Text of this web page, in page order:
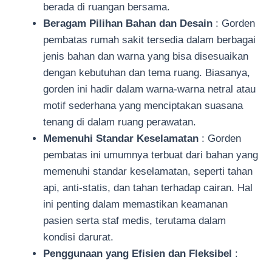
berada di ruangan bersama.
Beragam Pilihan Bahan dan Desain : Gorden
pembatas rumah sakit tersedia dalam berbagai
jenis bahan dan warna yang bisa disesuaikan
dengan kebutuhan dan tema ruang. Biasanya,
gorden ini hadir dalam warna-warna netral atau
motif sederhana yang menciptakan suasana
tenang di dalam ruang perawatan.
Memenuhi Standar Keselamatan : Gorden
pembatas ini umumnya terbuat dari bahan yang
memenuhi standar keselamatan, seperti tahan
api, anti-statis, dan tahan terhadap cairan. Hal
ini penting dalam memastikan keamanan
pasien serta staf medis, terutama dalam
kondisi darurat.
Penggunaan yang Efisien dan Fleksibel :